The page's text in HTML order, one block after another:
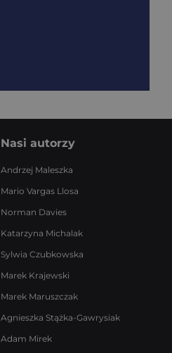
Nasi autorzy
Andrzej Maleszka
Mario Vargas Llosa
Norman Davies
Katarzyna Michalak
Sylwia Czubkowska
Marek Krajewski
Marek Maruszczak
Agnieszka Stążka-Gawrysiak
Adam Mirek